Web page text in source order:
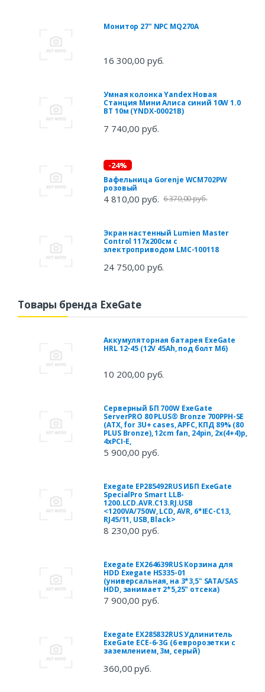
Монитор 27" NPC MQ270A
16 300,00 руб.
Умная колонка Yandex Новая
Станция Мини Алиса синий 10W 1.0
BT 10м (YNDX-00021B)
7 740,00 руб.
-24%
Вафельница Gorenje WCM702PW
розовый
4 810,00 руб. 6 370,00 руб.
Экран настенный Lumien Master
Control 117x200см с
электроприводом LMC-100118
24 750,00 руб.
Товары бренда ExeGate
Аккумуляторная батарея ExeGate
HRL 12-45 (12V 45Ah, под болт М6)
10 200,00 руб.
Серверный БП 700W ExeGate
ServerPRO 80 PLUS® Bronze 700PPH-SE
(ATX, for 3U+ cases, APFC, КПД 89% (80
PLUS Bronze), 12cm fan, 24pin, 2x(4+4)p,
4xPCI-E,
5 900,00 руб.
Exegate EP285492RUS ИБП ExeGate
SpecialPro Smart LLB-
1200.LCD.AVR.C13.RJ.USB
<1200VA/750W, LCD, AVR, 6*IEC-C13,
RJ45/11, USB, Black>
8 230,00 руб.
Exegate EX264639RUS Корзина для
HDD Exegate HS335-01
(универсальная, на 3*3,5" SATA/SAS
HDD, занимает 2*5,25" отсека)
7 900,00 руб.
Exegate EX285832RUS Удлинитель
ExeGate ECE-6-3G (6 евророзетки с
заземлением, 3м, серый)
360,00 руб.